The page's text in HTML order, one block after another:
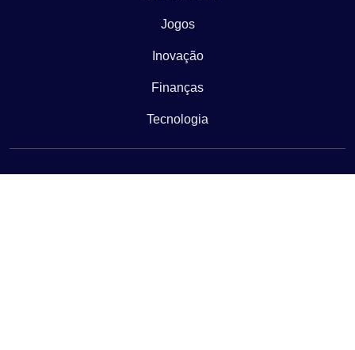
Jogos
Inovação
Finanças
Tecnologia